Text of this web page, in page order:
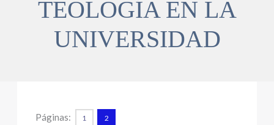
TEOLOGÍA EN LA
UNIVERSIDAD
Páginas: 1 2